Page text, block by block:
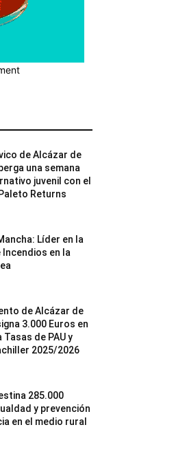
de Alcázar de
una semana
juvenil con el
Returns
Líder en la
Incendios en la
de Alcázar de
3.000 Euros en
de PAU y
2025/2026
285.000
y prevención
en el medio rural